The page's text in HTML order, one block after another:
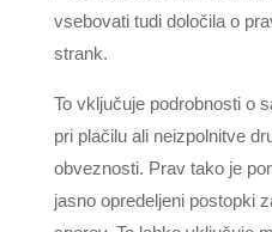
vsebovati tudi določila o
strank.
To vključuje podrobnosti o
pri plačilu ali neizpolnitve
obveznosti. Prav tako je
jasno opredeljeni postopki